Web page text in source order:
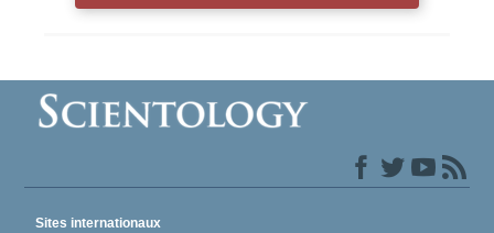
Sites internationaux